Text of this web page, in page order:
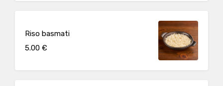
Riso basmati
5.00 €